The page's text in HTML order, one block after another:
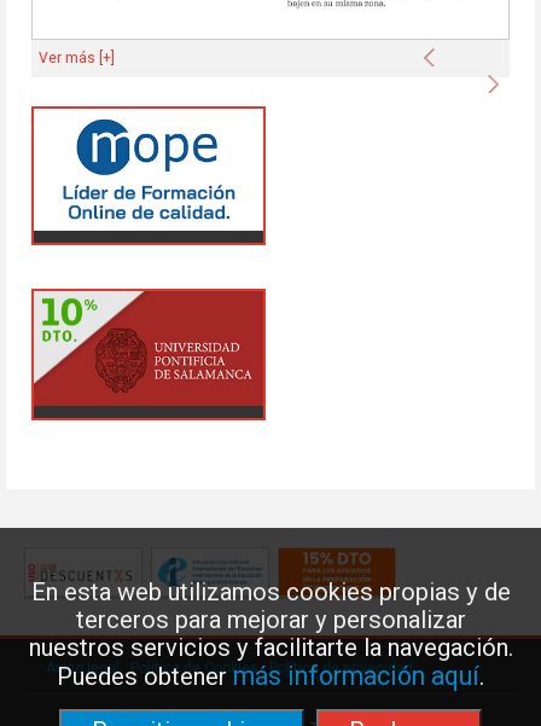
En esta web utilizamos cookies propias y de
terceros para mejorar y personalizar
nuestros servicios y facilitarte la navegación.
Puedes obtenermás información aquí.
Anterior
Ver más [+]
Aviso legal Política de Cookies· Política de privacidad